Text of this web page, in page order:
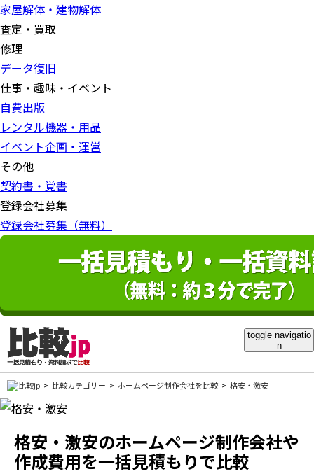
家屋解体・建物解体
査定・買取
修理
データ復旧
仕事・趣味・イベント
自費出版
レンタル機器・用品
イベント企画・運営
その他
契約書・覚書
登録会社募集
登録会社募集（無料）
toggle navigatio
n
比較カテゴリー ホームページ制作会社を比較 格安・激安
格安・激安のホームページ制作会社や
作成費用を一括見積もりで比較